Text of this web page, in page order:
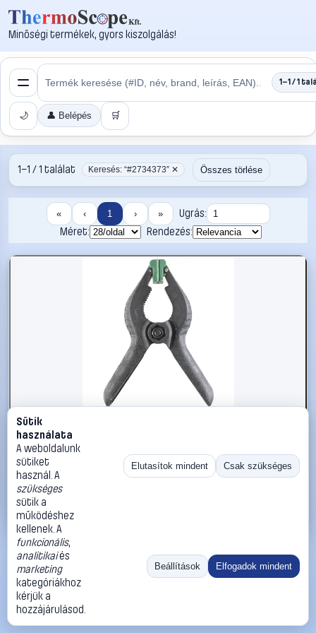
Minőségi termékek, gyors kiszolgálás!
1–1 / 1
🌙 👤 Belépés 🛒
1–1 / 1 találat Keresés: “#2734373” ✕ Összes törlése
« ‹ 1 › »
Ugrás:
Méret:
Rendezés:
#2734373
kwb 927891 Csavaros bilincs
kwb
855 Ft
Kosárba
«
Méret:
Rendezés:
©2026
ThermoScope
Cégbemutató
Sütik
használata
A weboldalunk
sütiket
használ. A
szükséges
sütik a
működéshez
kellenek. A
funkcionális,
analitikaiés
marketing
kategóriákhoz
kérjük a
hozzájárulásod.
Elutasítok mindent Csak szükséges
Beállítások Elfogadok mindent